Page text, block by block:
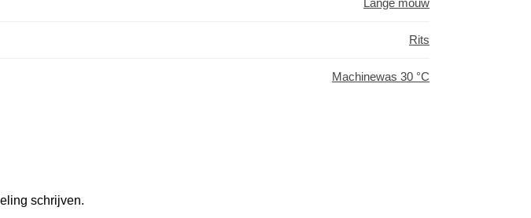
Lange mouw
Rits
Machinewas 30 °C
schrijven.